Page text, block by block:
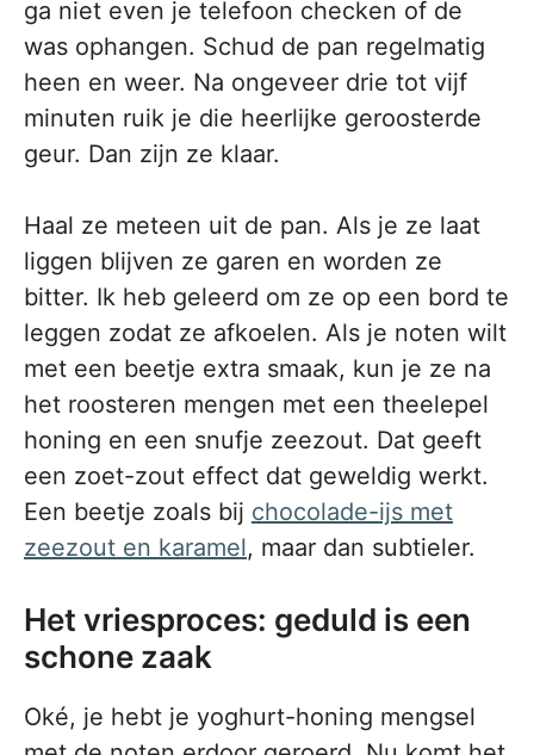
ga niet even je telefoon checken of de
was ophangen. Schud de pan regelmatig
heen en weer. Na ongeveer drie tot vijf
minuten ruik je die heerlijke geroosterde
geur. Dan zijn ze klaar.
Haal ze meteen uit de pan. Als je ze laat
liggen blijven ze garen en worden ze
bitter. Ik heb geleerd om ze op een bord te
leggen zodat ze afkoelen. Als je noten wilt
met een beetje extra smaak, kun je ze na
het roosteren mengen met een theelepel
honing en een snufje zeezout. Dat geeft
een zoet-zout effect dat geweldig werkt.
Een beetje zoals bij chocolade-ijs met
zeezout en karamel, maar dan subtieler.
Het vriesproces: geduld is een
schone zaak
Oké, je hebt je yoghurt-honing mengsel